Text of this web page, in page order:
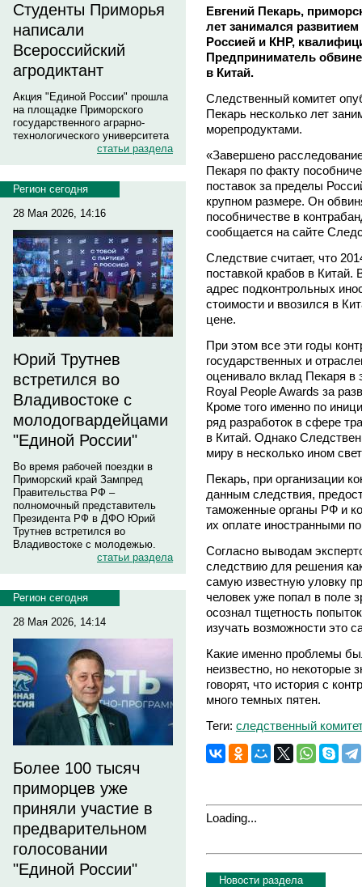
Студенты Приморья
написали
Всероссийский
агродиктант
Акция "Единой России" прошла
на площадке Приморского
государственного аграрно-
технологического университета
статьи раздела
Регион сегодня
28 Мая 2026, 14:16
Юрий Трутнев
встретился во
Владивостоке с
молодогвардейцами
"Единой России"
Во время рабочей поездки в
Приморский край Зампред
Правительства РФ –
полномочный представитель
Президента РФ в ДФО Юрий
Трутнев встретился во
Владивостоке с молодежью.
статьи раздела
Регион сегодня
28 Мая 2026, 14:14
Более 100 тысяч
приморцев уже
приняли участие в
предварительном
голосовании
"Единой России"
Евгений Пекарь,
лет занимался
Россией и КНР,
Предприниматель
в Китай.
Следственный комитет
Пекарь несколько лет
морепродуктами.
«Завершено
Пекаря по факту
поставок за пределы
крупном размере. Он
пособничестве в
сообщается на сайте
Следствие считает, что
поставкой крабов в
адрес подконтрольных
стоимости и ввозился в
цене.
При этом все эти годы
государственных и
оценивало вклад Пекаря в
Royal People Awards за
Кроме того именно по
ряд разработок в сфере
в Китай. Однако
миру в несколько ином
Пекарь, при организации
данным следствия,
таможенные органы РФ и
их оплате иностранными
Согласно выводам
следствию для решения
самую известную уловку
человек уже попал в поле
осознал тщетность
изучать возможности это
Какие именно проблемы
неизвестно, но некоторые
говорят, что история с
много темных пятен.
Теги: следственный
Loading...
Новости раздела